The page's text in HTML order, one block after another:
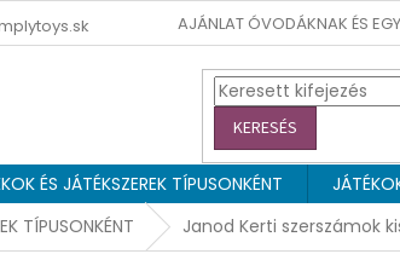
AJÁNLAT ÓVODÁKNAK ÉS
KERESÉS
ÉS JÁTÉKSZEREK TÍPUSONKÉNT
TÍPUSONKÉNT Janod Kerti szerszámok